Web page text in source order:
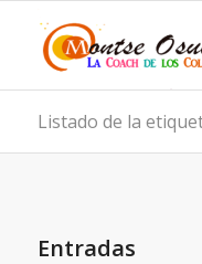
Listado de la
Entradas